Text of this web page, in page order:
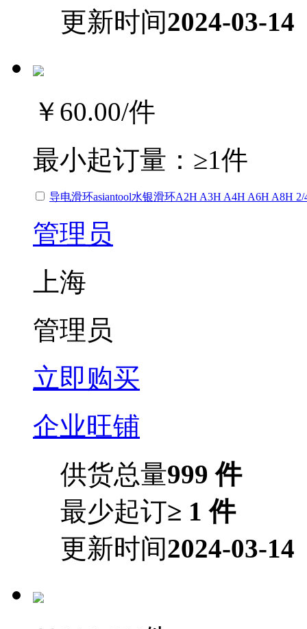
更新时间2024-03-14
￥60.00/件
最小起订量： ≥1件
导电滑环asiantool水银滑环A2H A3H A4H A6H A8H
管理员
上海
管理员
立即购买
企业旺铺
供货总量999 件
最少起订≥ 1 件
更新时间2024-03-14